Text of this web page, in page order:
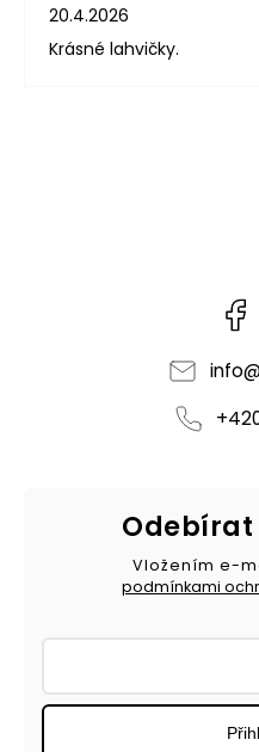
20.4.2026
Krásné lahvičky.
info
Vložením e-
podmínkami